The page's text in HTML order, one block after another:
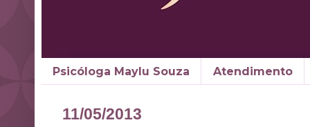
Psicóloga Maylu Souza Atendimento
11/05/2013